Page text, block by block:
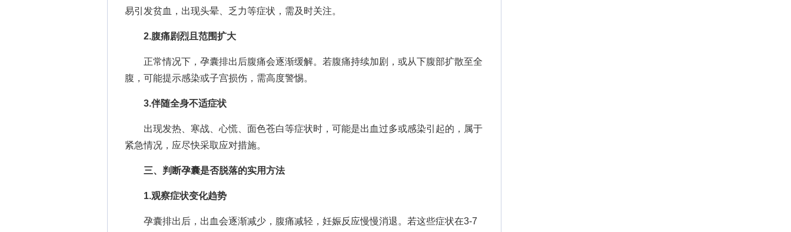
易引发贫血，出现头晕、乏力等症状，需及时关注。
2.腹痛剧烈且范围扩大
正常情况下，孕囊排出后腹痛会逐渐缓解。若腹痛持续加剧，或从下腹部扩散至全
腹，可能提示感染或子宫损伤，需高度警惕。
3.伴随全身不适症状
出现发热、寒战、心慌、面色苍白等症状时，可能是出血过多或感染引起的，属于
紧急情况，应尽快采取应对措施。
三、判断孕囊是否脱落的实用方法
1.观察症状变化趋势
孕囊排出后，出血会逐渐减少，腹痛减轻，妊娠反应慢慢消退。若这些症状在3-7